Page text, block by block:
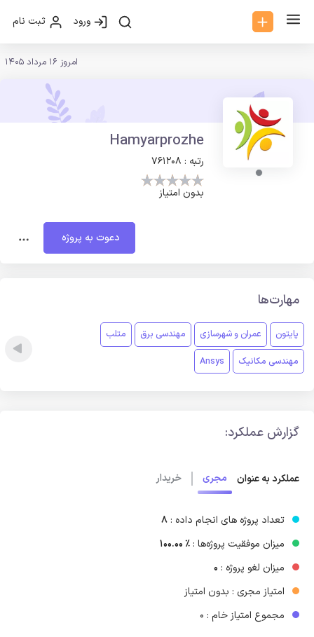
ورود ثبت نام
امروز 16 مرداد 1405
Hamyarprozhe
رتبه : 761208
بدون امتیاز
دعوت به پروژه
مهارت‌ها
پایتون عمران و شهرسازی مهندسی برق متلب
مهندسی مکانیک Ansys
گزارش عملکرد:
عملکرد به عنوان مجری خریدار
تعداد پروژه های انجام داده : 8
میزان موفقیت پروژه‌ها : ٪ 100.00
میزان لغو پروژه‌ : 0
امتیاز مجری : بدون امتیاز
مجموع امتیاز خام : 0